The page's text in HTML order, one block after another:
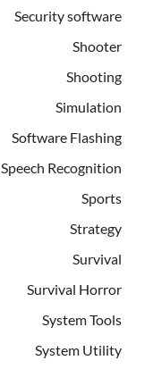
Security software
Shooter
Shooting
Simulation
Software Flashing
Speech Recognition
Sports
Strategy
Survival
Survival Horror
System Tools
System Utility